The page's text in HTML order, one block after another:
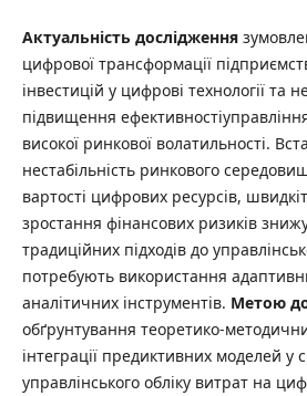
Актуальність дослідження
цифрової трансформації
інвестицій у цифрові технології та
підвищення
високої ринкової волатильності.
нестабільність ринкового
вартості цифрових ресурсів,
зростання фінансових ризиків
традиційних підходів до
потребують використання
аналітичних інструментів. Метою
обґрунтування теоретико-
інтеграції предиктивних моделей у
управлінського обліку витрат на